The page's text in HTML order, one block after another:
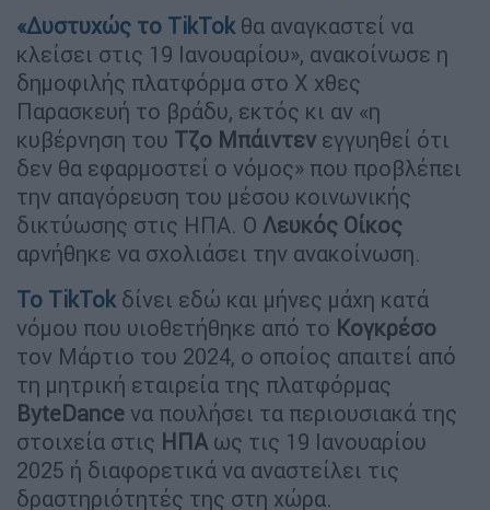
«Δυστυχώς το TikTok θα αναγκαστεί να
κλείσει στις 19 Ιανουαρίου», ανακοίνωσε η
δημοφιλής πλατφόρμα στο Χ χθες
Παρασκευή το βράδυ, εκτός κι αν «η
κυβέρνηση του Τζο Μπάιντεν εγγυηθεί ότι
δεν θα εφαρμοστεί ο νόμος» που προβλέπει
την απαγόρευση του μέσου κοινωνικής
δικτύωσης στις ΗΠΑ. Ο Λευκός Οίκος
αρνήθηκε να σχολιάσει την ανακοίνωση.
Το TikTok δίνει εδώ και μήνες μάχη κατά
νόμου που υιοθετήθηκε από το Κογκρέσο
τον Μάρτιο του 2024, ο οποίος απαιτεί από
τη μητρική εταιρεία της πλατφόρμας
ByteDance να πουλήσει τα περιουσιακά της
στοιχεία στις ΗΠΑ ως τις 19 Ιανουαρίου
2025 ή διαφορετικά να αναστείλει τις
δραστηριότητές της στη χώρα.